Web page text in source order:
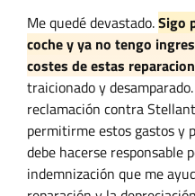
Me quedé devastado.Sigo
coche y ya no tengo
costes de estas
traicionado y
reclamación contra
permitirme estos gastos y
debe hacerse responsable
indemnización que me